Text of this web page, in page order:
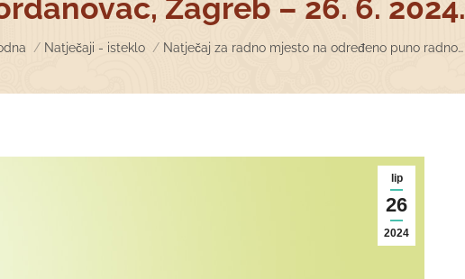
Zagreb – 26. 6. 2024.
are here:
Natječaji - isteklo Natječaj za radno mjesto na određeno puno radno…
lip
26
2024